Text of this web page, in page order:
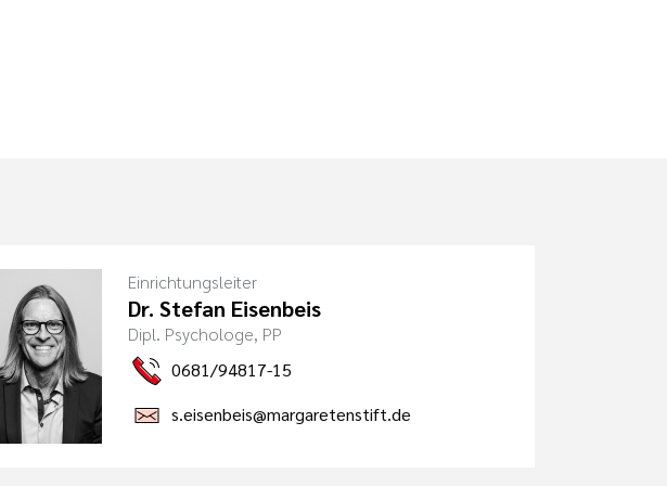
Einrichtungsleiter
Dr. Stefan Eisenbeis
Dipl. Psychologe, PP
0681/94817-15
s.eisenbeis@margaretenstift.de